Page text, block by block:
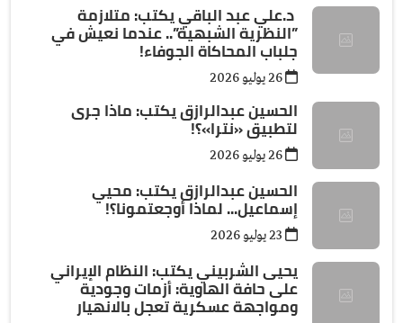
د.علي عبد الباقي يكتب: ​متلازمة
”النظرية الشبهية”.. عندما نعيش في
جلباب المحاكاة الجوفاء!
الحسين عبدالرازق يكتب: ماذا جرى
لتطبيق «نترا»؟!
الحسين عبدالرازق يكتب: محيي
إسماعيل... لماذا أوجعتمونا؟!
يحيى الشربيني يكتب: النظام الإيراني
على حافة الهاوية: أزمات وجودية
ومواجهة عسكرية تعجل بالانهيار